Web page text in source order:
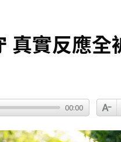
真實反應全
00:00